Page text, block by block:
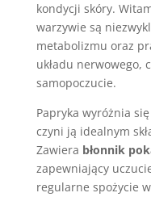
kondycji skóry.
warzywie są
metabolizmu oraz
układu nerwowego,
samopoczucie.
Papryka wyróżnia
czyni ją idealnym
Zawiera błonnik
zapewniający
regularne spożycie